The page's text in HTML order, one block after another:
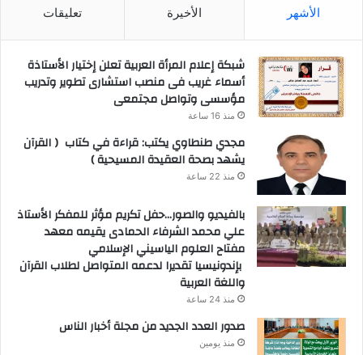
الأشهر الأخيرة تعليقات
شبكة إعلام المرأة العربية تعلن إختيار الأستاذة
أسماء غريب فى منصب استشارى تطوير وتدريب
مؤسسى وتواصل مجتمعى
منذ 16 ساعة
مجدي طنطاوي يكتب: قراءة في كتاب ( القرآن
يشهد بصحة العقيدة المسيحية )
منذ 22 ساعة
بالفيديو والصور…حفل تكريم مؤثر للمفكر الأستاذ
علي محمد الشرفاء الحمادى يقيمه معهد
مفتاح العلوم الياسيني الإسلامي
بإندونيسيا تقديرا لدعمه المتواصل لطلاب القرآن
واللغة العربية
منذ 24 ساعة
صدور العدد الجديد من مجلة أخبار الناس
منذ يومين